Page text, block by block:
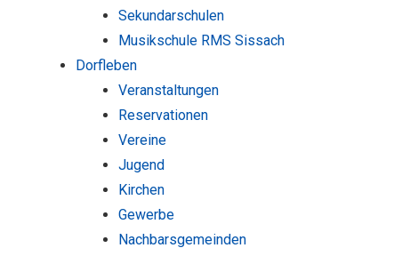
Sekundarschulen
Musikschule RMS Sissach
Dorfleben
Veranstaltungen
Reservationen
Vereine
Jugend
Kirchen
Gewerbe
Nachbarsgemeinden